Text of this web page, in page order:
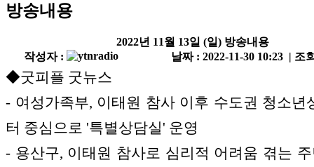
방송내용
2022년 11월 13일 (일) 방송내용
작성자 :
날짜 : 2022-11-30 10:23 | 조
◆굿피플 굿뉴스
- 여성가족부, 이태원 참사 이후 수도권 청소년
터 중심으로 '특별상담실' 운영
- 용산구, 이태원 참사로 심리적 어려움 겪는